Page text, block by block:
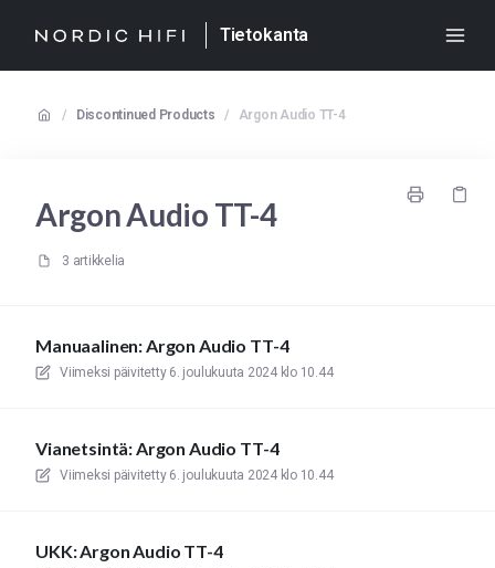
Tietokanta
/ Discontinued Products / Argon Audio TT-4
Argon Audio TT-4
3 artikkelia
Manuaalinen: Argon Audio TT-4
Viimeksi päivitetty 6. joulukuuta 2024 klo 10.44
Vianetsintä: Argon Audio TT-4
Viimeksi päivitetty 6. joulukuuta 2024 klo 10.44
UKK: Argon Audio TT-4